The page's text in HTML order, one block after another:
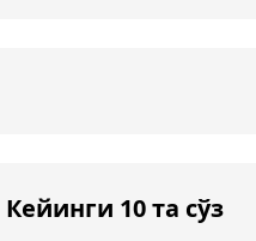
Кейинги 10 та сўз